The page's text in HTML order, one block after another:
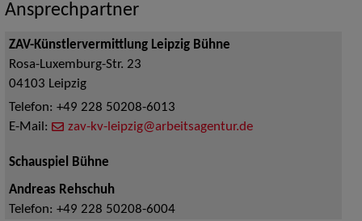
Ansprechpartner
ZAV-Künstlervermittlung Leipzig Bühne
Rosa-Luxemburg-Str. 23
04103 Leipzig
Telefon: +49 228 50208-6013
E-Mail:
zav-kv-leipzig@arbeitsagentur.de
Schauspiel Bühne
Andreas Rehschuh
Telefon: +49 228 50208-6004